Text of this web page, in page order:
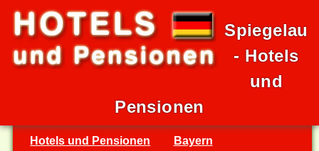
Spiegelau
- Hotels
und
Pensionen
Hotels und Pensionen
Bayern